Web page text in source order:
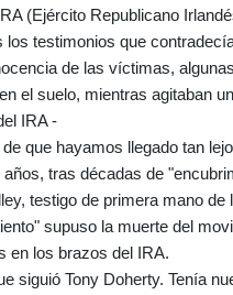
(Ejército Republicano
los testimonios que
de las víctimas,
el suelo, mientras agitaban
IRA -
que hayamos llegado tan
tras décadas de
testigo de primera mano
supuso la muerte del
en los brazos del IRA.
siguió Tony Doherty. Tenía